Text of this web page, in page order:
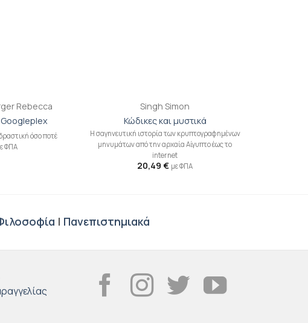
Rebecca
όσο ποτέ
ΦΠΑ
Singh Simon
Κώδικες και μυστικά
H σαγηνευτική ιστορία των κρυπτογραφημένων
μηνυμάτων από την αρχαία Aίγυπτο έως το
internet
20,49 € με ΦΠΑ
| Πανεπιστημιακά